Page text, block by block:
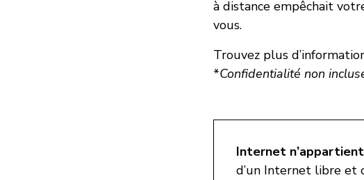
à distance empêchait
vous.
Trouvez plus
*Confidentialité non
Internet
d’un Internet libre et